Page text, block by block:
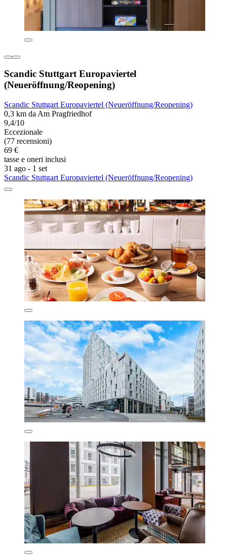
Scandic Stuttgart Europaviertel
(Neueröffnung/Reopening)
Scandic Stuttgart Europaviertel (Neueröffnung/Reopening)
0,3 km da Am Pragfriedhof
9,4/10
Eccezionale
(77 recensioni)
69 €
tasse e oneri inclusi
31 ago - 1 set
Scandic Stuttgart Europaviertel (Neueröffnung/Reopening)